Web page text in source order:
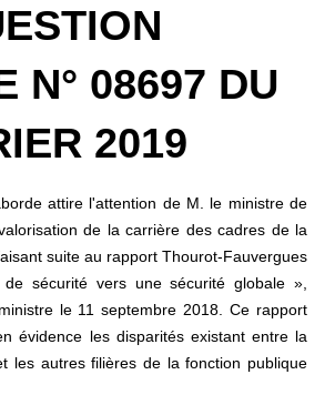
N° 08697 DU
2019
attire l'attention de M. le ministre de
de la carrière des cadres de la
suite au rapport Thourot-Fauvergues
sécurité vers une sécurité globale »,
le 11 septembre 2018. Ce rapport
évidence les disparités existant entre la
les autres filières de la fonction publique